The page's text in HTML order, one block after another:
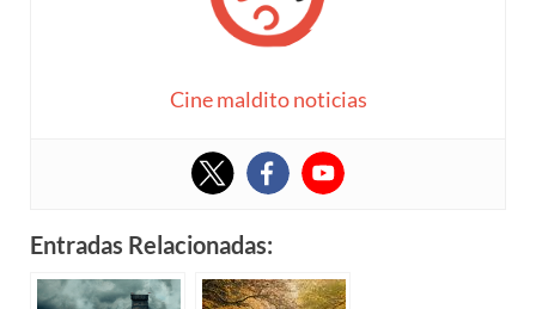
Cine maldito noticias
Entradas Relacionadas: